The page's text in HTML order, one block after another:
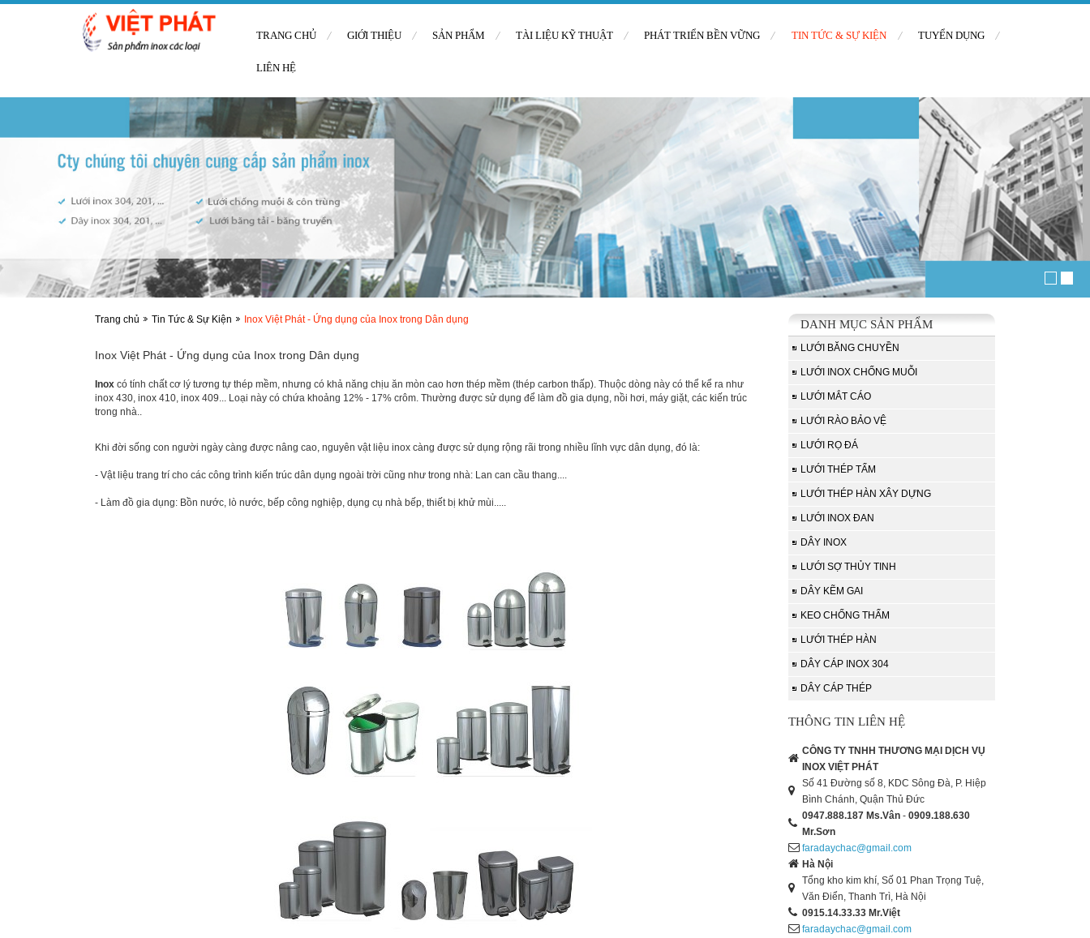
TRANG CHỦ GIỚI THIỆU SẢN PHẨM TÀI LIỆU KỸ THUẬT PHÁT TRIỂN BỀN VỮNG TIN TỨC & SỰ KIỆN TUYỂN DỤNG
LIÊN HỆ
Trang chủ Tin Tức & Sự Kiện Inox Việt Phát - Ứng dụng của Inox trong Dân dụng
Inox Việt Phát - Ứng dụng của Inox trong Dân dụng
Inox có tính chất cơ lý tương tự thép mềm, nhưng có khả năng chịu ăn mòn cao hơn thép mềm (thép carbon thấp). Thuộc dòng này có thể kể ra như
inox 430, inox 410, inox 409... Loại này có chứa khoảng 12% - 17% crôm. Thường được sử dụng để làm đồ gia dụng, nồi hơi, máy giặt, các kiến trúc
trong nhà..
Khi đời sống con người ngày càng được nâng cao, nguyên vật liệu inox càng được sử dụng rộng rãi trong nhiều lĩnh vực dân dụng, đó là:
- Vật liệu trang trí cho các công trình kiến trúc dân dụng ngoài trời cũng như trong nhà: Lan can cầu thang....
- Làm đồ gia dụng: Bồn nước, lò nước, bếp công nghiệp, dụng cụ nhà bếp, thiết bị khử mùi.....
DANH MỤC SẢN PHẨM
LƯỚI BĂNG CHUYỀN
LƯỚI INOX CHỐNG MUỖI
LƯỚI MẮT CÁO
LƯỚI RÀO BẢO VỆ
LƯỚI RỌ ĐÁ
LƯỚI THÉP TẤM
LƯỚI THÉP HÀN XÂY DỰNG
LƯỚI INOX ĐAN
DÂY INOX
LƯỚI SỢ THỦY TINH
DÂY KẼM GAI
KEO CHỐNG THẤM
LƯỚI THÉP HÀN
DÂY CÁP INOX 304
DÂY CÁP THÉP
THÔNG TIN LIÊN HỆ
CÔNG TY TNHH THƯƠNG MẠI DỊCH VỤ
INOX VIỆT PHÁT
Số 41 Đường số 8, KDC Sông Đà, P. Hiệp
Bình Chánh, Quận Thủ Đức
0947.888.187 Ms.Vân - 0909.188.630
Mr.Sơn
faradaychac@gmail.com
Hà Nội
Tổng kho kim khí, Số 01 Phan Trọng Tuệ,
Văn Điển, Thanh Trì, Hà Nội
0915.14.33.33 Mr.Việt
faradaychac@gmail.com